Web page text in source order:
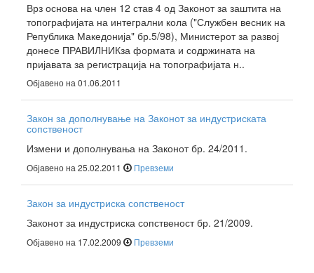
Врз основа на член 12 став 4 од Законот за заштита на
топографијата на интегрални кола ("Службен весник на
Република Македонија" бр.5/98), Министерот за развој
донесе ПРАВИЛНИКза формата и содржината на
пријавата за регистрација на топографијата н..
Објавено на 01.06.2011
Закон за дополнување на Законот за индустриската
сопственост
Измени и дополнувања на Законот бр. 24/2011.
Објавено на 25.02.2011 Превземи
Закон за индустриска сопственост
Законот за индустриска сопственост бр. 21/2009.
Објавено на 17.02.2009 Превземи